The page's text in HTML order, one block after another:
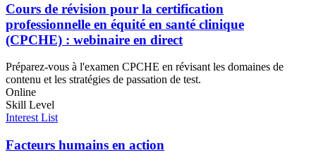
Cours de révision pour la certification
professionnelle en équité en santé clinique
(CPCHE) : webinaire en direct
Préparez-vous à l'examen CPCHE en révisant les domaines de
contenu et les stratégies de passation de test.
Online
Skill Level
Interest List
Facteurs humains en action